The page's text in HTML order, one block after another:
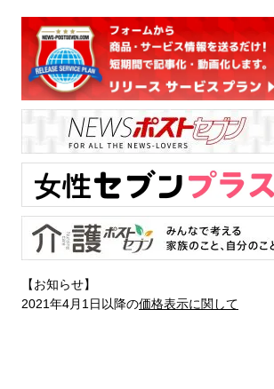
【お知らせ】
2021年4月1日以降の価格表示に関して